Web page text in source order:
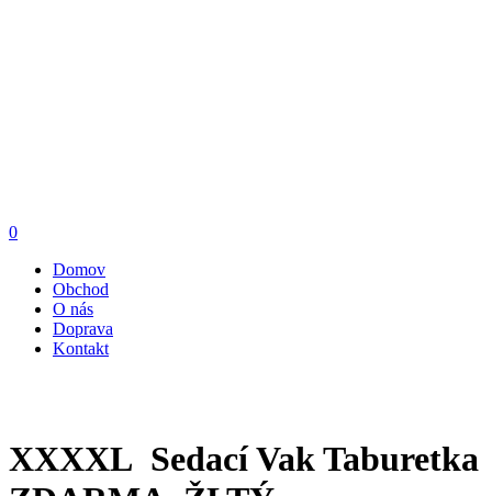
0
Domov
Obchod
O nás
Doprava
Kontakt
XXXXL Sedací Vak Taburetka